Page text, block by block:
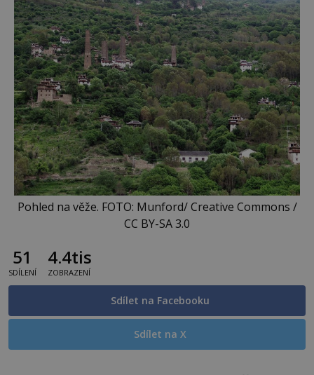
Pohled na věže. FOTO: Munford/ Creative Commons /
CC BY-SA 3.0
51
SDÍLENÍ
4.4tis
ZOBRAZENÍ
Sdílet na Facebooku
Sdílet na X